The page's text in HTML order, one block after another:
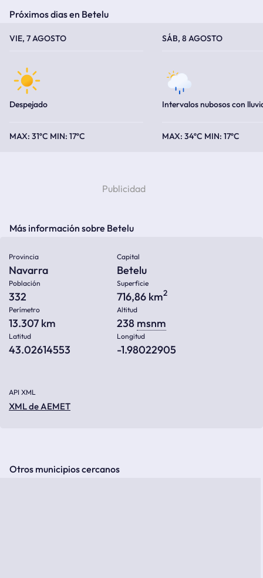
Próximos dias en Betelu
VIE, 7 AGOSTO
Despejado
31ºC 17ºC
SÁB, 8 AGOSTO
Intervalos nubosos con
34ºC 17ºC
Más información sobre Betelu
Provincia
Navarra
Capital
Betelu
Población
332
Superficie
716,86 km2
Perímetro
13.307 km
Altitud
238 msnm
Latitud
43.02614553
Longitud
-1.98022905
API XML
XML de AEMET
Otros municipios cercanos